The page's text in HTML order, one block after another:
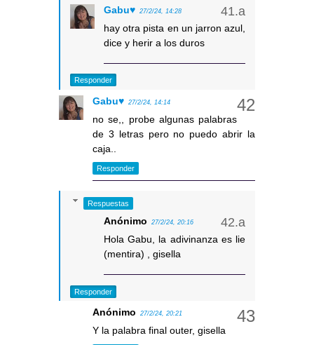
Gabu♥ 27/2/24, 14:28
hay otra pista en un jarron azul,
dice y herir a los duros
Responder
Gabu♥ 27/2/24, 14:14
no se,, probe algunas palabras
de 3 letras pero no puedo abrir la
caja..
Responder
Respuestas
Anónimo 27/2/24, 20:16
Hola Gabu, la adivinanza es lie
(mentira) , gisella
Responder
Anónimo 27/2/24, 20:21
Y la palabra final outer, gisella